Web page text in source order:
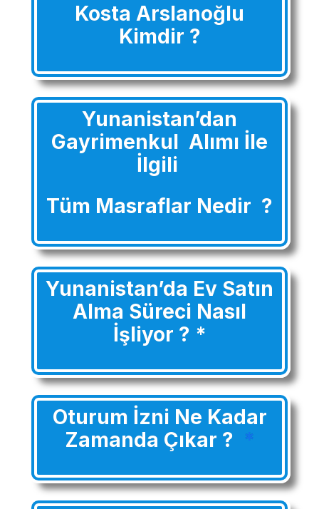
Kosta Arslanoğlu
Kimdir ?
Yunanistan’dan
Gayrimenkul Alımı İle
İlgili
Tüm Masraflar Nedir ?
Yunanistan’da Ev Satın
Alma Süreci Nasıl
İşliyor ? *
Oturum İzni Ne Kadar
Zamanda Çıkar ? *